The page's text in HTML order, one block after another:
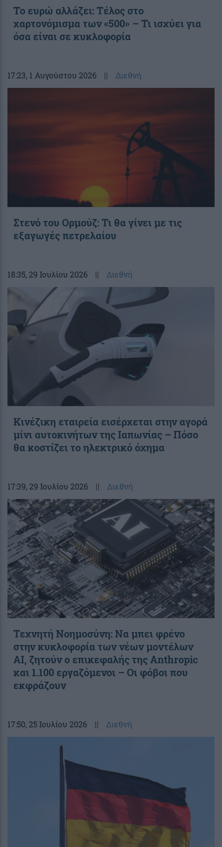
Το ευρώ αλλάζει: Τέλος στο
χαρτονόμισμα των «500» – Τι ισχύει για
όσα είναι σε κυκλοφορία
17:23, 1 Αυγούστου 2026 || Διεθνή
Στενό του Ορμούζ: Τι θα γίνει με τις
εξαγωγές πετρελαίου
18:35, 29 Ιουλίου 2026 || Διεθνή
Κινέζικη εταιρεία εισέρχεται στην αγορά
μίνι αυτοκινήτων της Ιαπωνίας – Πόσο
θα κοστίζει το ηλεκτρικό όχημα
17:39, 29 Ιουλίου 2026 || Διεθνή
Τεχνητή Νοημοσύνη: Να μπει φρένο
στην κυκλοφορία των νέων μοντέλων
AI, ζητούν ο επικεφαλής της Anthropic
και 1.100 εργαζόμενοι – Οι φόβοι που
εκφράζουν
17:50, 25 Ιουλίου 2026 || Διεθνή